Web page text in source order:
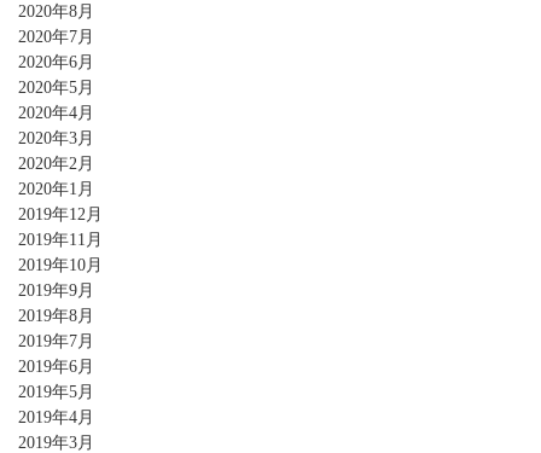
2020年8月
2020年7月
2020年6月
2020年5月
2020年4月
2020年3月
2020年2月
2020年1月
2019年12月
2019年11月
2019年10月
2019年9月
2019年8月
2019年7月
2019年6月
2019年5月
2019年4月
2019年3月